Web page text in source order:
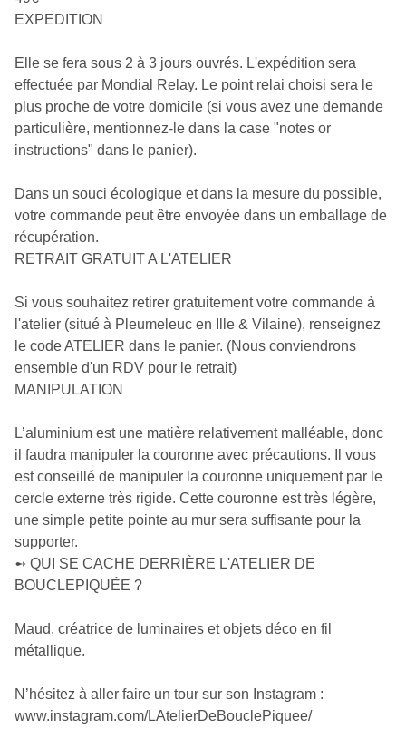
EXPEDITION
Elle se fera sous 2 à 3 jours ouvrés. L'expédition sera
effectuée par Mondial Relay. Le point relai choisi sera le
plus proche de votre domicile (si vous avez une demande
particulière, mentionnez-le dans la case "notes or
instructions" dans le panier).
Dans un souci écologique et dans la mesure du possible,
votre commande peut être envoyée dans un emballage de
récupération.
RETRAIT GRATUIT A L'ATELIER
Si vous souhaitez retirer gratuitement votre commande à
l'atelier (situé à Pleumeleuc en Ille & Vilaine), renseignez
le code ATELIER dans le panier. (Nous conviendrons
ensemble d'un RDV pour le retrait)
MANIPULATION
L’aluminium est une matière relativement malléable, donc
il faudra manipuler la couronne avec précautions. Il vous
est conseillé de manipuler la couronne uniquement par le
cercle externe très rigide. Cette couronne est très légère,
une simple petite pointe au mur sera suffisante pour la
supporter.
➻ QUI SE CACHE DERRIÈRE L'ATELIER DE
BOUCLEPIQUÉE ?
Maud, créatrice de luminaires et objets déco en fil
métallique.
N’hésitez à aller faire un tour sur son Instagram :
www.instagram.com/LAtelierDeBouclePiquee/